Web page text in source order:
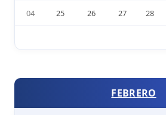
04 25 26 27 28
FEBRERO